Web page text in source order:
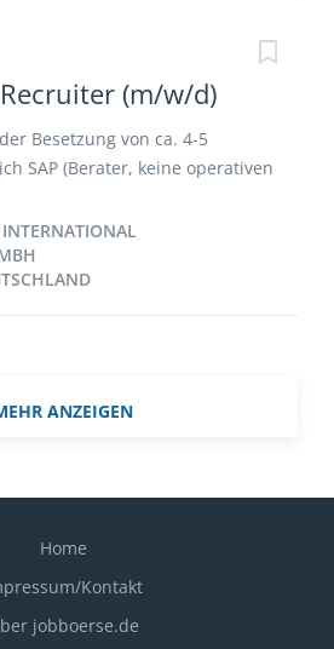
(m/w/d)
Besetzung von ca. 4-5
SAP (Berater, keine operativen
Berwerbungsprozess
ANZEIGEN
Home
Kontakt
jobboerse.de